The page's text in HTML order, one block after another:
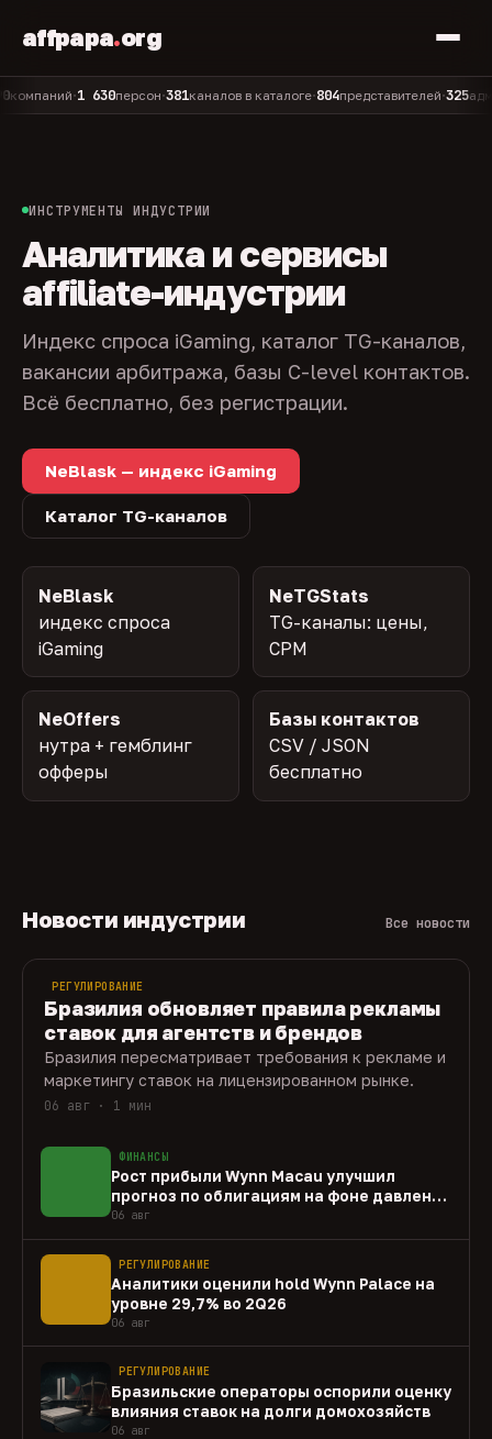
affpapa.org
•1 630персон•381каналов в каталоге•804представителей•325админов
ИНСТРУМЕНТЫ ИНДУСТРИИ
Аналитика и сервисы
affiliate-индустрии
Индекс спроса iGaming, каталог TG-каналов,
вакансии арбитража, базы C-level контактов.
Всё бесплатно, без регистрации.
NeBlask — индекс iGaming
Каталог TG-каналов
NeBlask
индекс спроса
iGaming
NeTGStats
TG-каналы: цены,
CPM
NeOffers
нутра + гемблинг
офферы
Базы контактов
CSV / JSON
бесплатно
Новости индустрии Все новости
РЕГУЛИРОВАНИЕ
Бразилия обновляет правила рекламы
ставок для агентств и брендов
Бразилия пересматривает требования к рекламе и
маркетингу ставок на лицензированном рынке.
06 авг · 1 мин
ФИНАНСЫ
Рост прибыли Wynn Macau улучшил
прогноз по облигациям на фоне давления
capex
06 авг
РЕГУЛИРОВАНИЕ
Аналитики оценили hold Wynn Palace на
уровне 29,7% во 2Q26
06 авг
РЕГУЛИРОВАНИЕ
Бразильские операторы оспорили оценку
влияния ставок на долги домохозяйств
06 авг